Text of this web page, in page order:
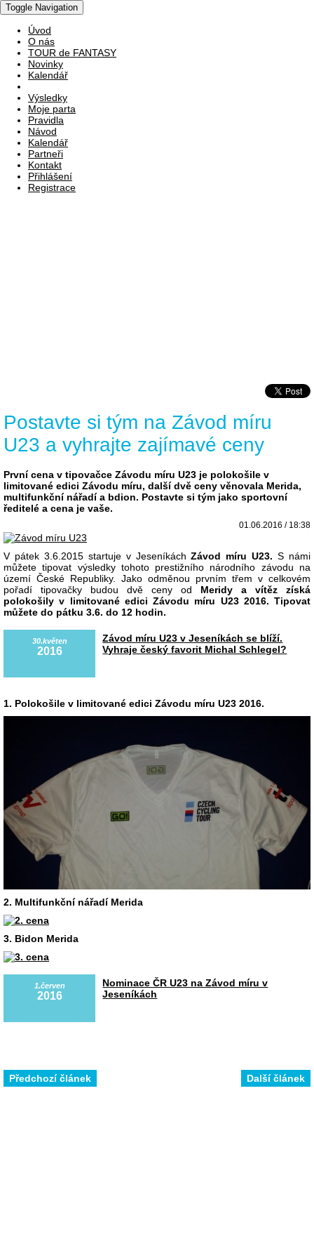
Toggle Navigation
Úvod
O nás
TOUR de FANTASY
Novinky
Kalendář
Výsledky
Moje parta
Pravidla
Návod
Kalendář
Partneři
Kontakt
Přihlášení
Registrace
Postavte si tým na Závod míru
U23 a vyhrajte zajímavé ceny
První cena v tipovačce Závodu míru U23 je polokošile v
limitované edici Závodu míru, další dvě ceny věnovala Merida,
multifunkční nářadí a bdion. Postavte si tým jako sportovní
ředitelé a cena je vaše.
01.06.2016 / 18:38
V pátek 3.6.2015 startuje v JeseníkáchZávod míru U23. S námi
můžete tipovat výsledky tohoto prestižního národního závodu na
území České Republiky. Jako odměnou prvním třem v celkovém
pořadí tipovačky budou dvě ceny od Meridy a vítěz získá
polokošily v limitované edici Závodu míru U23 2016. Tipovat
můžete do pátku 3.6. do 12 hodin.
30.květen
2016
Závod míru U23 v Jeseníkách se blíží.
Vyhraje český favorit Michal Schlegel?
1. Polokošile v limitované edici Závodu míru U23 2016.
2. Multifunkční nářadí Merida
3. Bidon Merida
1.červen
2016
Nominace ČR U23 na Závod míru v
Jeseníkách
Předchozí článek Další článek